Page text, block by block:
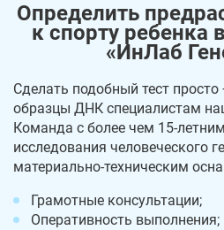
Определить
к спорту ребенка
«ИнЛаб
Сделать подобный тест
образцы ДНК специалистам
Команда с более чем 15-
исследования человеческого
материально-техническим
Грамотные консультации;
Оперативность выполнения;